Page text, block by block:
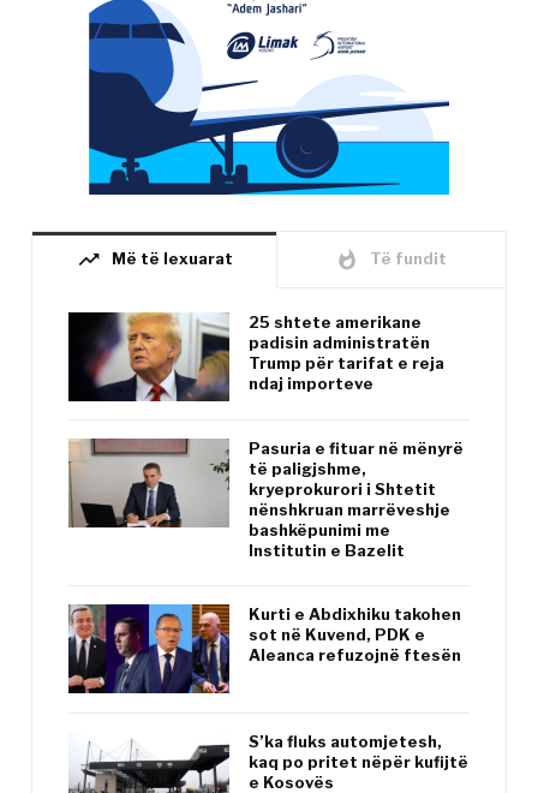
trending_up Më të lexuarat whatshot Të fundit
25 shtete amerikane
padisin administratën
Trump për tarifat e reja
ndaj importeve
Pasuria e fituar në mënyrë
të paligjshme,
kryeprokurori i Shtetit
nënshkruan marrëveshje
bashkëpunimi me
Institutin e Bazelit
Kurti e Abdixhiku takohen
sot në Kuvend, PDK e
Aleanca refuzojnë ftesën
S’ka fluks automjetesh,
kaq po pritet nëpër kufijtë
e Kosovës